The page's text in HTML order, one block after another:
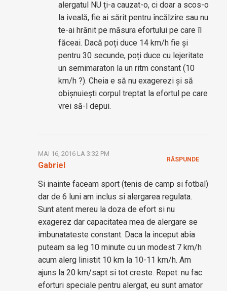
alergatul NU ți-a cauzat-o, ci doar a scos-o
la iveală, fie ai sărit pentru încălzire sau nu
te-ai hrănit pe măsura efortului pe care îl
făceai. Dacă poți duce 14 km/h fie și
pentru 30 secunde, poți duce cu lejeritate
un semimaraton la un ritm constant (10
km/h ?). Cheia e să nu exagerezi și să
obișnuiești corpul treptat la efortul pe care
vrei să-l depui.
Gabriel
MAI 16, 2016 LA 3:32 PM
Si inainte faceam sport (tenis de camp si fotbal)
dar de 6 luni am inclus si alergarea regulata.
Sunt atent mereu la doza de efort si nu
exagerez dar capacitatea mea de alergare se
imbunatateste constant. Daca la inceput abia
puteam sa leg 10 minute cu un modest 7 km/h
acum alerg linistit 10 km la 10-11 km/h. Am
ajuns la 20 km/sapt si tot creste. Repet: nu fac
eforturi speciale pentru alergat, eu sunt amator
RĂSPUNDE